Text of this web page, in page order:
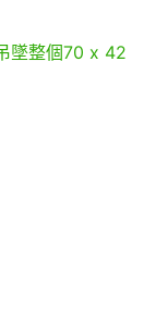
墜整個70 x 42